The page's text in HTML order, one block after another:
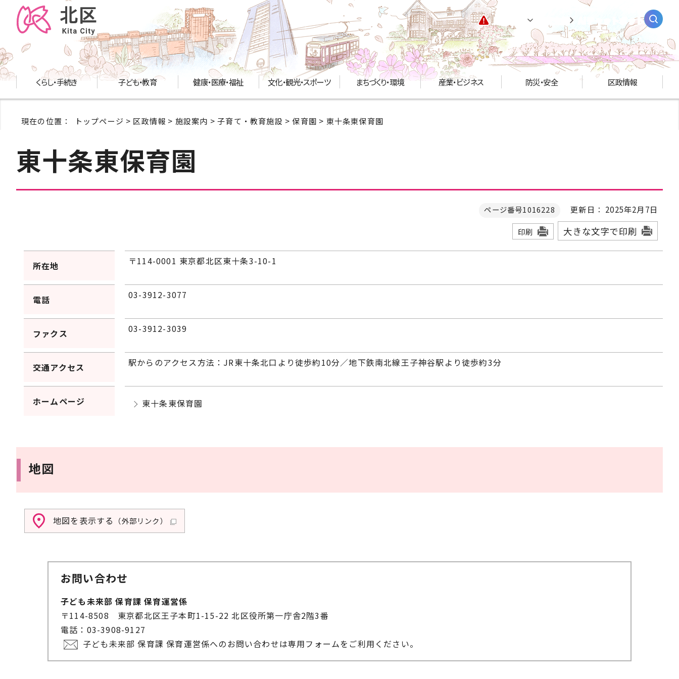
緊急情報 AIチャットボット
くらし・手続き 子ども・教育 健康・医療・福祉 文化・観光・スポーツ まちづくり・環境 産業・ビジネス 防災・安全 区政情報
現在の位置： トップページ > 区政情報 > 施設案内 >子育て・教育施設 >保育園 > 東十条東保育園
東十条東保育園
ページ番号1016228 更新日： 2025年2月7日
印刷 大きな文字で印刷
所在地 〒114-0001 東京都北区東十条3-10-1
電話 03-3912-3077
ファクス 03-3912-3039
交通アクセス 駅からのアクセス方法：JR東十条北口より徒歩約10分／地下鉄南北線王子神谷駅より徒歩約3分
ホームページ 東十条東保育園
地図
地図を表示する （外部リンク）
お問い合わせ
子ども未来部 保育課 保育運営係
〒114-8508 東京都北区王子本町1-15-22 北区役所第一庁舎2階3番
電話：03-3908-9127
子ども未来部 保育課 保育運営係へのお問い合わせは専用フォームをご利用ください。